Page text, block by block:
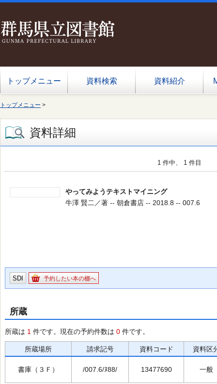
トップメニュー 資料検索 資料紹介
トップメニュー >
資料詳細
1 件中、 1 件目
やってみようテキストマイニング
牛澤 賢二／著 -- 朝倉書店 -- 2018.8 -- 007.6
SDI 予約したい本の棚へ
所蔵
所蔵は 1 件です。現在の予約件数は 0 件です。
所蔵場所 請求記号 資料コード 資料区
書庫（３Ｆ） /007.6/ﾇ88/ 13477690 一般